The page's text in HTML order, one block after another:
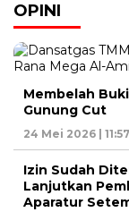
OPINI
Membelah
Gunung Cut
24 Mei 2026 |
Izin Sudah
Lanjutkan
Aparatur